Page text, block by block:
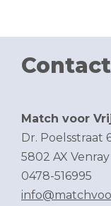
Match voor
Dr. Poelsstraat
5802 AX Venray
0478-516995